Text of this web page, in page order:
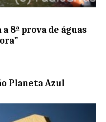
8ª prova de águas
Planeta Azul